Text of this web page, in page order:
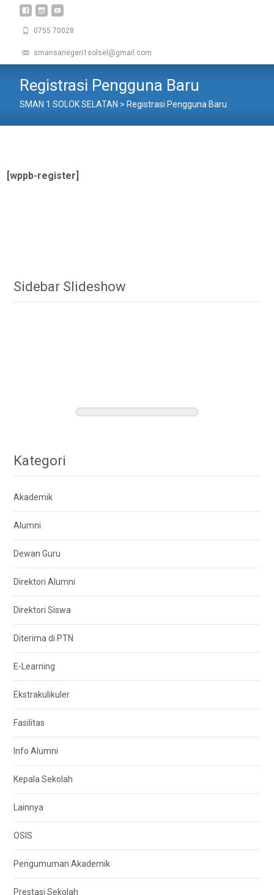
0755 70028
smansanegeri1solsel@gmail.com
Registrasi Pengguna Baru
SMAN 1 SOLOK SELATAN > Registrasi Pengguna Baru
[wppb-register]
Sidebar Slideshow
Kategori
Akademik
Alumni
Dewan Guru
Direktori Alumni
Direktori Siswa
Diterima di PTN
E-Learning
Ekstrakulikuler
Fasilitas
Info Alumni
Kepala Sekolah
Lainnya
OSIS
Pengumuman Akademik
Prestasi Sekolah